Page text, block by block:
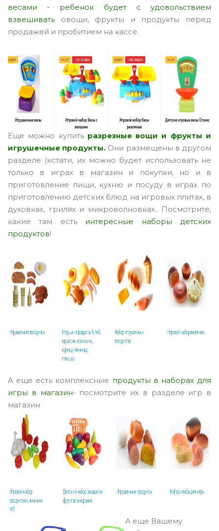
весами - ребенок будет с удовольствием
взвешивать овощи, фрукты и продукты перед
продажей и пробитием на кассе.
Еще можно купитьразрезные вощи и фрукты и
игрушечные продукты. Они размещены в другом
разделе (кстати, их можно будет использовать не
только в играх в магазин и покупки, но и в
приготовление пищи, кухню и посуду в играх по
приготовлению детских блюд на игровых плитах, в
духовках, грилях и микроволновках.. Посмотрите,
какие там есть интересные наборы детских
продуктов!
А еще есть комплексные продукты в наборах для
игры в магазин- посмотрите их в разделе игр в
магазин
А еще Вашему